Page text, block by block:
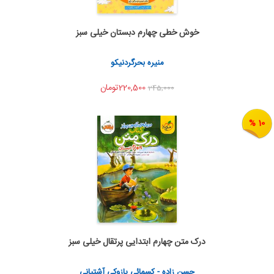
اضافه به سبد خرید
اشتراک گذاری
خوش خطی چهارم دبستان خیلی سبز
منیره بحرگردنیکو
245,000220,500تومان
10 %
اضافه به سبد خرید
اشتراک گذاری
درک متن چهارم ابتدایی پرتقال خیلی سبز